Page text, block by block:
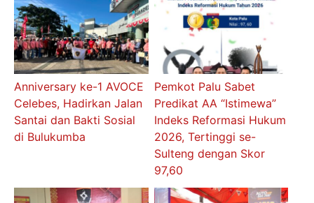
Anniversary ke-1 AVOCE
Celebes, Hadirkan Jalan
Santai dan Bakti Sosial
di Bulukumba
Pemkot Palu Sabet
Predikat AA “Istimewa”
Indeks Reformasi Hukum
2026, Tertinggi se-
Sulteng dengan Skor
97,60